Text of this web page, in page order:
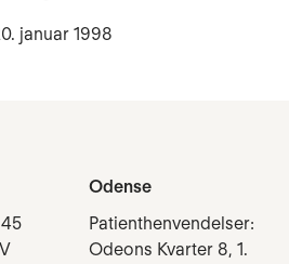
januar 1998
Odense
Patienthenvendelser:
Odeons Kvarter 8, 1.